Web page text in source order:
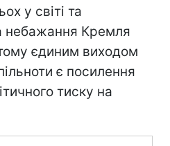
у світі та
небажання Кремля
єдиним виходом
є посилення
тиску на